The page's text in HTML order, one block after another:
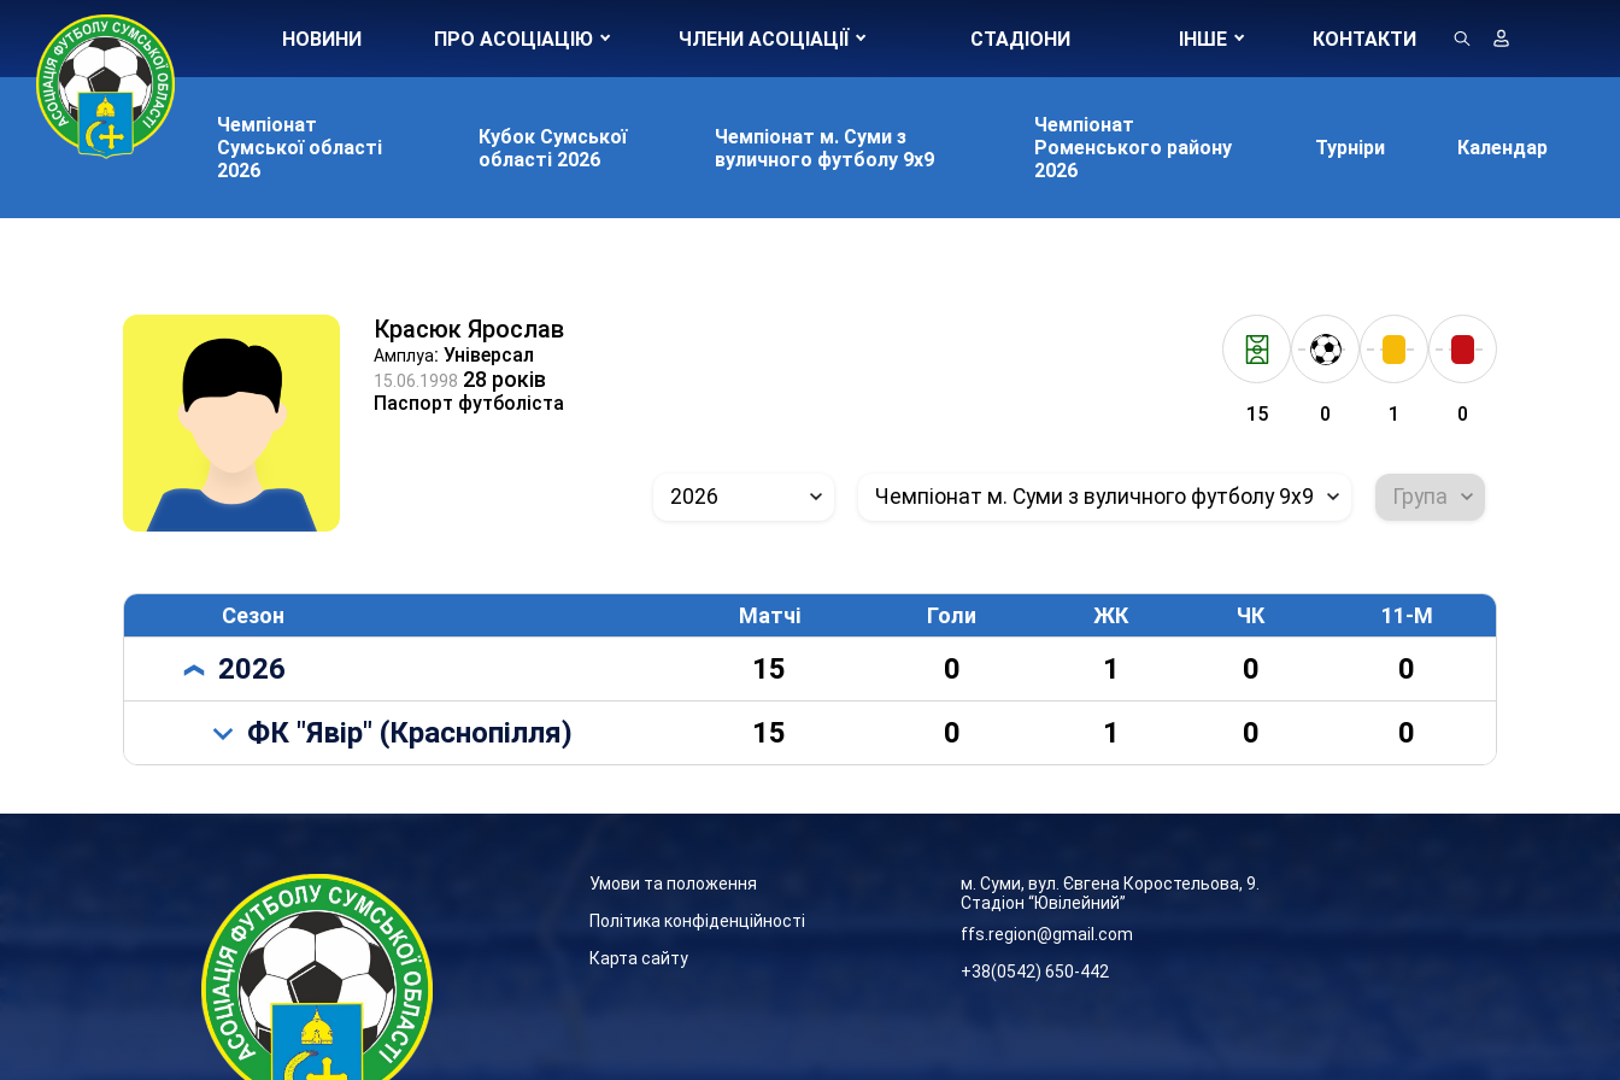
НОВИНИ ПРО АСОЦІАЦІЮ ЧЛЕНИ АСОЦІАЦІЇ СТАДІОНИ ІНШЕ КОНТАКТИ
Чемпіонат
Сумської області
2026
Кубок Сумської
області 2026
Чемпіонат м. Суми з
вуличного футболу 9х9
Чемпіонат
Роменського району
2026
Турніри Календар
Красюк Ярослав
Амплуа: Універсал
15.06.1998 28 років
Паспорт футболіста 15 0 1 0
2026 Чемпіонат м. Суми з вуличного футболу 9х9 Група
Сезон Матчі Голи ЖК ЧК 11-М
2026 15 0 1 0
0
ФК "Явір" (Краснопілля)
15 0 1 0 0
Умови та положення
Політика конфіденційності
Карта сайту
м. Суми, вул. Євгена Коростельова, 9.
Стадіон “Ювілейний”
ffs.region@gmail.com
+38(0542) 650-442